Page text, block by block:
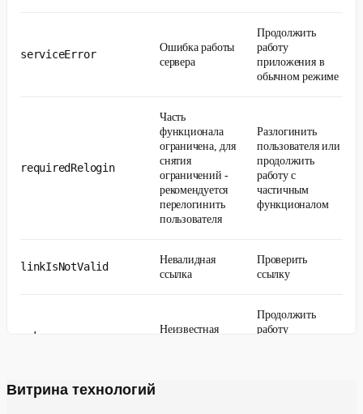
serviceError
Ошибка работы
сервера
Продолжить
работу
приложения в
обычном режиме
requiredRelogin
Часть
функционала
ограничена, для
снятия
ограничений -
рекомендуется
перелогинить
пользователя
Разлогинить
пользователя или
продолжить
работу с
частичным
функционалом
linkIsNotValid
Невалидная
ссылка
Проверить
ссылку
unknown
Неизвестная
Продолжить
работу
Витрина технологий